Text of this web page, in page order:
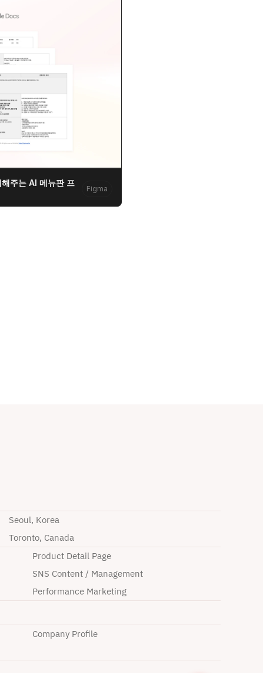
주는 AI 메뉴판 프
Figma
Seoul, Korea
Toronto, Canada
Product Detail Page
SNS Content / Management
Performance Marketing
Company Profile